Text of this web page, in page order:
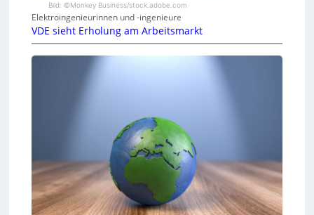
Bild: ©Monkey Business/stock.adobe.com
Elektroingenieurinnen und -ingenieure
VDE sieht Erholung am Arbeitsmarkt